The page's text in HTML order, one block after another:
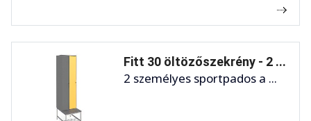
Fitt 30 öltözőszekrény - 2 ...
2 személyes sportpados a ...